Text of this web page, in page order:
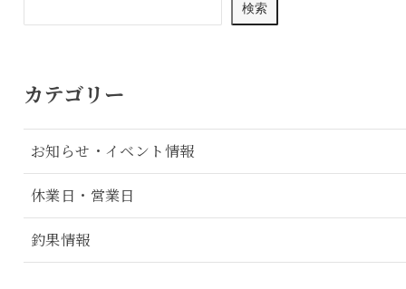
検索
カテゴリー
お知らせ・イベント情報
休業日・営業日
釣果情報